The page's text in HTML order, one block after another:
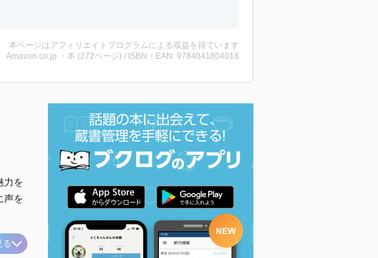
本ページはアフィリエイトプログラムによる収益を得ています
Amazon.co.jp ・本 (272ページ) / ISBN・EAN: 9784041804018
力を
声を
る